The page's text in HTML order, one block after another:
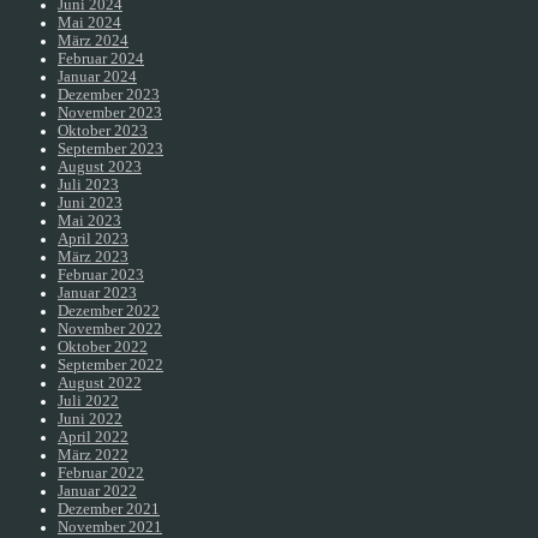
Juni 2024
Mai 2024
März 2024
Februar 2024
Januar 2024
Dezember 2023
November 2023
Oktober 2023
September 2023
August 2023
Juli 2023
Juni 2023
Mai 2023
April 2023
März 2023
Februar 2023
Januar 2023
Dezember 2022
November 2022
Oktober 2022
September 2022
August 2022
Juli 2022
Juni 2022
April 2022
März 2022
Februar 2022
Januar 2022
Dezember 2021
November 2021